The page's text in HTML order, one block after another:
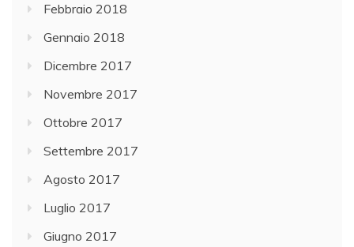
Febbraio 2018
Gennaio 2018
Dicembre 2017
Novembre 2017
Ottobre 2017
Settembre 2017
Agosto 2017
Luglio 2017
Giugno 2017